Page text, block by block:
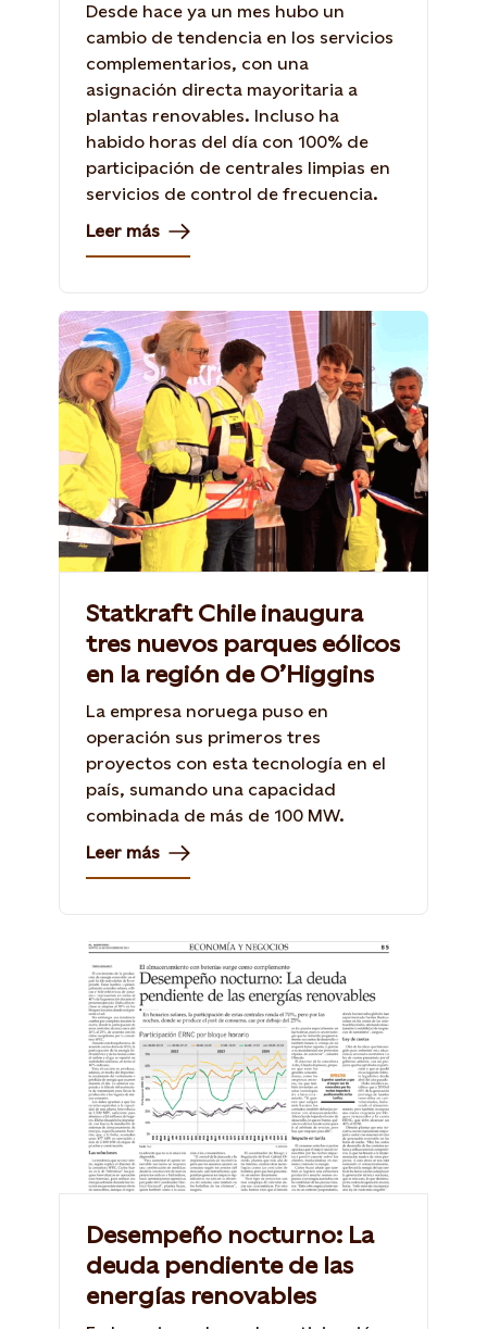
Desde hace ya un mes hubo un
cambio de tendencia en los servicios
complementarios, con una
asignación directa mayoritaria a
plantas renovables. Incluso ha
habido horas del día con 100% de
participación de centrales limpias en
servicios de control de frecuencia.
Leer más
Statkraft Chile inaugura
tres nuevos parques eólicos
en la región de O’Higgins
La empresa noruega puso en
operación sus primeros tres
proyectos con esta tecnología en el
país, sumando una capacidad
combinada de más de 100 MW.
Leer más
Desempeño nocturno: La
deuda pendiente de las
energías renovables